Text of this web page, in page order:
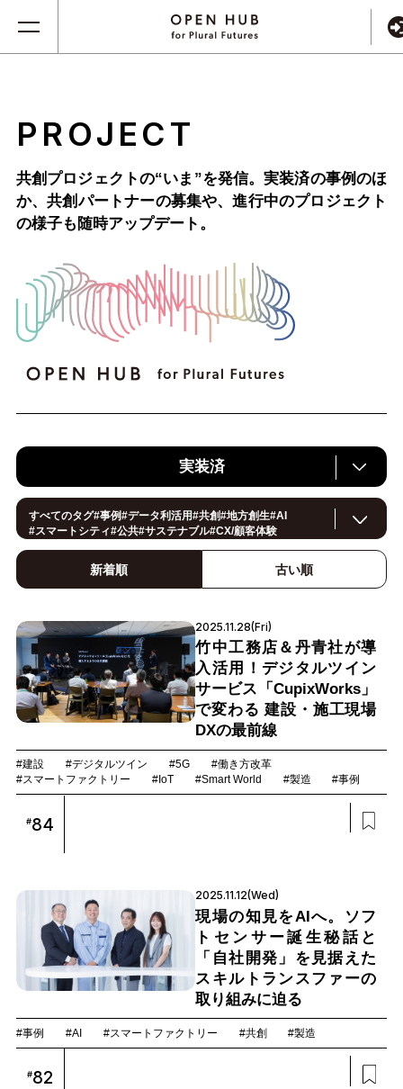
PROJECT
共創プロジェクトの“いま”を発信。実装済の事例のほ
か、共創パートナーの募集や、進行中のプロジェクト
の様子も随時アップデート。
実装済
すべてのタグ#事例#データ利活用#共創#地方創生#AI
#スマートシティ#公共#サステナブル#CX/顧客体験
イノベーション#IoT
スマートファクトリー
スマートライフ
#Foodtech デジタルツイン
新着順 古い順
2025.11.28(Fri)
竹中工務店＆丹青社が導
入活用！デジタルツイン
サービス「CupixWorks」
で変わる 建設・施工現場
DXの最前線
#建設 #デジタルツイン #5G
#働き方改革
#スマートファクトリー
#IoT #Smart World #製造 #事例
#84
2025.11.12(Wed)
現場の知見をAIへ。ソフ
トセンサー誕生秘話と
「自社開発」を見据えた
スキルトランスファーの
取り組みに迫る
#事例 #AI #スマートファクトリー #共創 #製造
#82